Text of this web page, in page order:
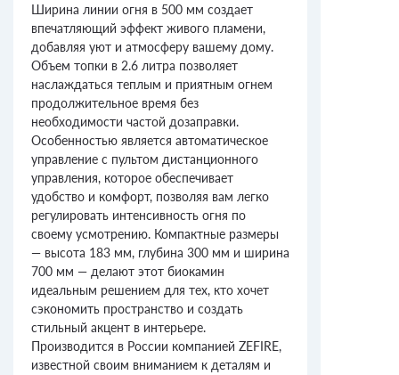
Ширина линии огня в 500 мм создает
впечатляющий эффект живого пламени,
добавляя уют и атмосферу вашему дому.
Объем топки в 2.6 литра позволяет
наслаждаться теплым и приятным огнем
продолжительное время без
необходимости частой дозаправки.
Особенностью является автоматическое
управление с пультом дистанционного
управления, которое обеспечивает
удобство и комфорт, позволяя вам легко
регулировать интенсивность огня по
своему усмотрению. Компактные размеры
— высота 183 мм, глубина 300 мм и ширина
700 мм — делают этот биокамин
идеальным решением для тех, кто хочет
сэкономить пространство и создать
стильный акцент в интерьере.
Производится в России компанией ZEFIRE,
известной своим вниманием к деталям и